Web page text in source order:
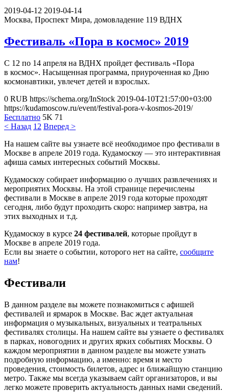
2019-04-12 2019-04-14
Москва, Проспект Мира, домовладение 119 ВДНХ
Фестиваль «Пора в космос» 2019
С 12 по 14 апреля на ВДНХ пройдет фестиваль «Пора
в космос». Насыщенная программа, приуроченная ко Дню
космонавтики, увлечет детей и взрослых.
0 RUB https://schema.org/InStock 2019-04-10T21:57:00+03:00
https://kudamoscow.ru/event/festival-pora-v-kosmos-2019/
Бесплатно 5K 71
< Назад 1 2 Вперед >
На нашем сайте вы узнаете всё необходимое про фестивали в
Москве в апреле 2019 года. Кудамоскоу — это интерактивная
афиша самых интересных событий Москвы.
Кудамоскоу собирает информацию о лучших развлечениях и
мероприятих Москвы. На этой странице перечислены
фестивали в Москве в апреле 2019 года которые проходят
сегодня, либо будут проходить скоро: например завтра, на
этих выходных и т.д.
Кудамоскоу в курсе 24 фестивалей, которые пройдут в
Москве в апреле 2019 года.
Если вы знаете о событии, которого нет на сайте, сообщите
нам!
Фестивали
В данном разделе вы можете познакомиться с афишей
фестивалей и ярмарок в Москве. Вас ждет актуальная
информация о музыкальных, визуальных и театральных
фестивалях столицы. На нашем сайте вы узнаете о фестивалях
в парках, новогодних и других ярких событиях Москвы. О
каждом мероприятии в данном разделе вы можете узнать
подробную информацию, а именно: время и место
проведения, стоимость билетов, адрес и ближайшую станцию
метро. Также мы всегда указываем сайт организаторов, и вы
легко можете проверить актуальность данных нами сведений.